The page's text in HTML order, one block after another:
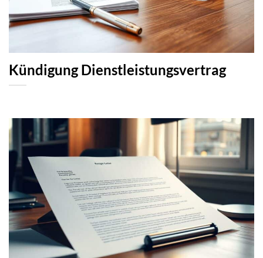
Kündigung Dienstleistungsvertrag